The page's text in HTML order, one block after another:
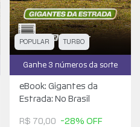
POPULAR TURBO
Ganhe 3 números da sorte
eBook: Gigantes da
Estrada: No Brasil
R$ 70,00 -28% OFF